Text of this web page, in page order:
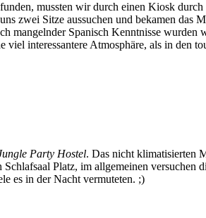
mussten wir durch einen Kiosk
zwei Sitze aussuchen und bekamen das
mangelnder Spanisch Kenntnisse
viel interessantere Atmosphäre, als in
Party Hostel. Das nicht klimatisierten
Schlafsaal Platz, im allgemeinen
es in der Nacht vermuteten. ;)